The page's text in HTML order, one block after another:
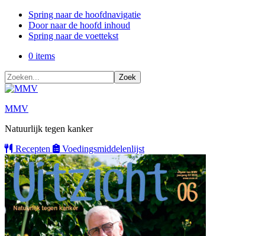
Spring naar de hoofdnavigatie
Door naar de hoofd inhoud
Spring naar de voettekst
0 items
Zoeken...
MMV
Natuurlijk tegen kanker
Recepten
Voedingsmiddelenlijst